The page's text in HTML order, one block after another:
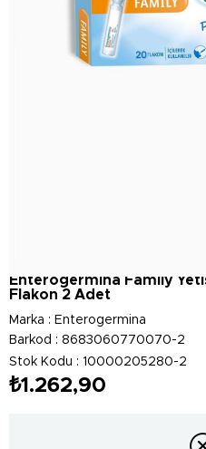
Enterogermina Family
Flakon 2 Adet
Marka : Enterogermina
Barkod : 8683060770070-2
Stok Kodu
10000205280-2
₺1.262,90